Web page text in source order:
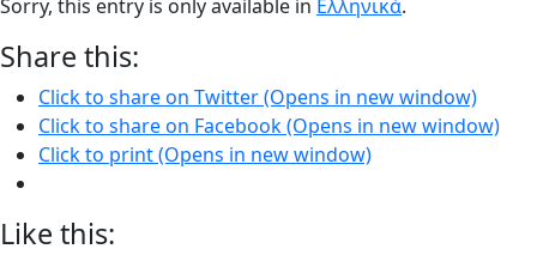
Sorry, this entry is only available in Ελληνικά.
Share this:
Click to share on Twitter (Opens in new window)
Click to share on Facebook (Opens in new window)
Click to print (Opens in new window)
Like this: